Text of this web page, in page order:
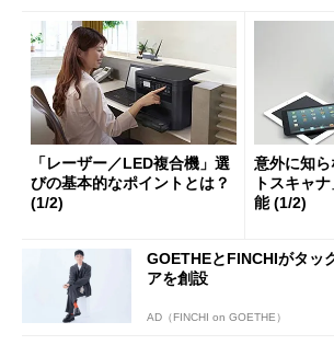
「レーザー／LED複合機」選
びの基本的なポイントとは？
(1/2)
意外に知
トスキャ
能 (1/2)
GOETHEとFINCHIがタッ
アを創設
AD（FINCHI on GOETHE）